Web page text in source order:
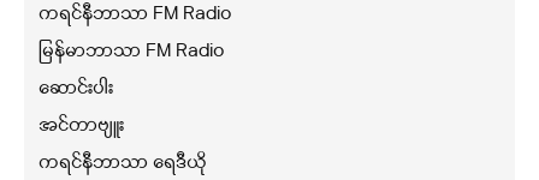
ကရင်နီဘာသာ FM Radio
မြန်မာဘာသာ FM Radio
ဆောင်းပါး
အင်တာဗျူး
ကရင်နီဘာသာ ရေဒီယို